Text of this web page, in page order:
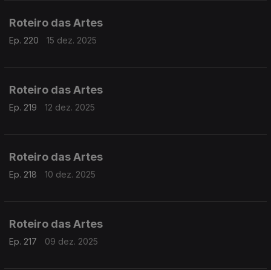
Roteiro das Artes
Ep. 220 15 dez. 2025
Roteiro das Artes
Ep. 219 12 dez. 2025
Roteiro das Artes
Ep. 218 10 dez. 2025
Roteiro das Artes
Ep. 217 09 dez. 2025